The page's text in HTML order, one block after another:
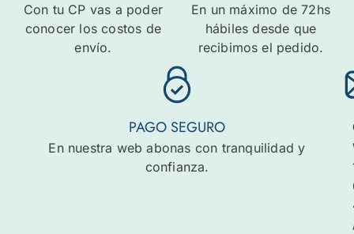
Con tu CP vas a poder
conocer los costos de
envío.
En un máximo de 72hs
hábiles desde que
recibimos el pedido.
PAGO SEGURO
En nuestra web abonas con tranquilidad y
confianza.